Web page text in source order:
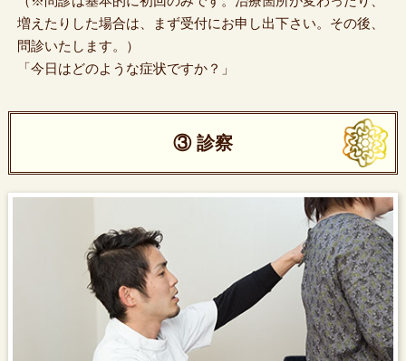
増えたりした場合は、まず受付にお申し出下さい。その後、
問診いたします。）
「今日はどのような症状ですか？」
③ 診察